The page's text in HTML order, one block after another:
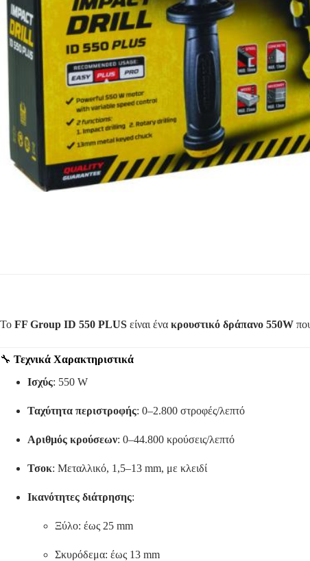
Το FF Group ID 550 PLUS είναι ένα κρουστικό δράπανο 550W
🔧 Τεχνικά Χαρακτηριστικά
Ισχύς: 550 W
Ταχύτητα περιστροφής: 0–2.800 στροφές/λεπτό
Αριθμός κρούσεων: 0–44.800 κρούσεις/λεπτό
Τσοκ: Μεταλλικό, 1,5–13 mm, με κλειδί
Ικανότητες διάτρησης:
Ξύλο: έως 25 mm
Σκυρόδεμα: έως 13 mm